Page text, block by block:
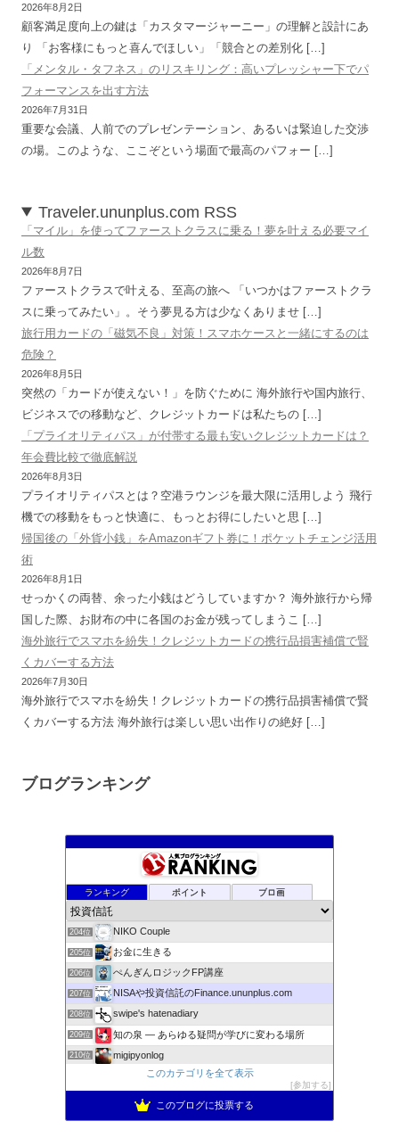
2026年8月2日
顧客満足度向上の鍵は「カスタマージャーニー」の理解と設計にあ
り 「お客様にもっと喜んでほしい」「競合との差別化 […]
「メンタル・タフネス」のリスキリング：高いプレッシャー下でパ
フォーマンスを出す方法
2026年7月31日
重要な会議、人前でのプレゼンテーション、あるいは緊迫した交渉
の場。このような、ここぞという場面で最高のパフォー […]
Traveler.ununplus.com RSS
「マイル」を使ってファーストクラスに乗る！夢を叶える必要マイ
ル数
2026年8月7日
ファーストクラスで叶える、至高の旅へ 「いつかはファーストクラ
スに乗ってみたい」。そう夢見る方は少なくありませ […]
旅行用カードの「磁気不良」対策！スマホケースと一緒にするのは
危険？
2026年8月5日
突然の「カードが使えない！」を防ぐために 海外旅行や国内旅行、
ビジネスでの移動など、クレジットカードは私たちの […]
「プライオリティパス」が付帯する最も安いクレジットカードは？
年会費比較で徹底解説
2026年8月3日
プライオリティパスとは？空港ラウンジを最大限に活用しよう 飛行
機での移動をもっと快適に、もっとお得にしたいと思 […]
帰国後の「外貨小銭」をAmazonギフト券に！ポケットチェンジ活用
術
2026年8月1日
せっかくの両替、余った小銭はどうしていますか？ 海外旅行から帰
国した際、お財布の中に各国のお金が残ってしまうこ […]
海外旅行でスマホを紛失！クレジットカードの携行品損害補償で賢
くカバーする方法
2026年7月30日
海外旅行でスマホを紛失！クレジットカードの携行品損害補償で賢
くカバーする方法 海外旅行は楽しい思い出作りの絶好 […]
ブログランキング
ランキング ポイント ブロ画
200位 株式資産ウェイトアップ
tousisintaku’s diary
202位 ポイ活ガチ勢がポイントのみでS&P500に投資をするブログ
203位
204位 NIKO Couple
205位 お金に生きる
206位 ぺんぎんロジックFP講座
207位 NISAや投資信託のFinance.ununplus.com
208位 swipe's hatenadiary
209位 知の泉 ― あらゆる疑問が学びに変わる場所
210位 migipyonlog
超初心者が投資に挑戦してみた〜増えるかな
このカテゴリを全て表示
参加する
このブログに投票する